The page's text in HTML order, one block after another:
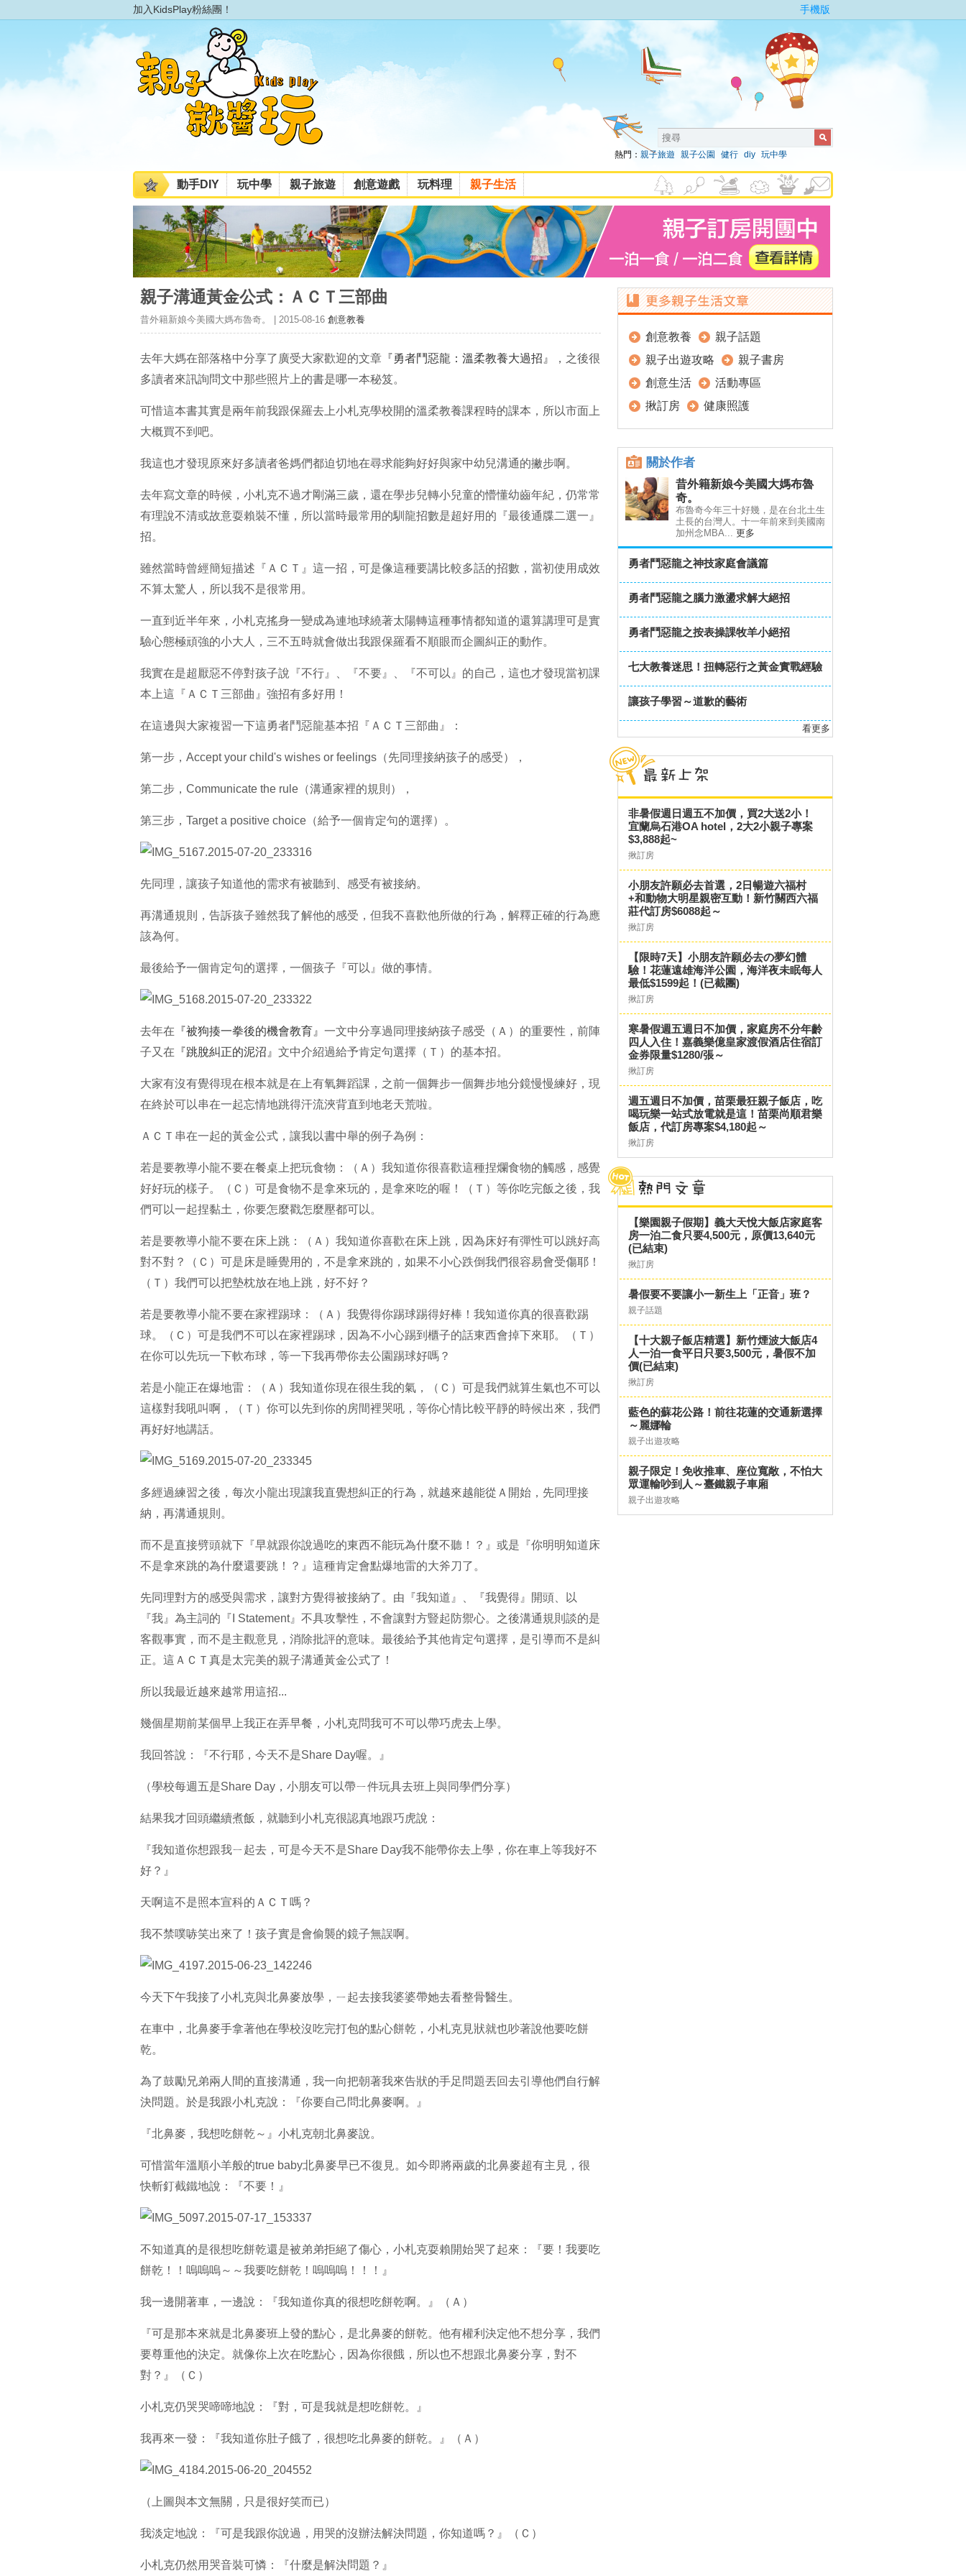
加入KidsPlay粉絲團！ 手機版
熱門： 親子旅遊 親子公園 健行 diy 玩中學
動手DIY 玩中學 親子旅遊 創意遊戲 玩料理 親子生活
親子溝通黃金公式：ＡＣＴ三部曲
昔外籍新娘今美國大媽布魯奇。 | 2015-08-16 創意教養
去年大媽在部落格中分享了廣受大家歡迎的文章 『勇者鬥惡龍：溫柔教養大過招』
，之後很
多讀者來訊詢問文中那些照片上的書是哪一本秘笈。
可惜這本書其實是兩年前我跟保羅去上小札克學校開的溫柔教養課程時的課本，所以市面上
大概買不到吧。
我這也才發現原來好多讀者爸媽們都迫切地在尋求能夠好好與家中幼兒溝通的撇步啊。
去年寫文章的時候，小札克不過才剛滿三歲，還在學步兒轉小兒童的懵懂幼齒年紀，仍常常
有理說不清或故意耍賴裝不懂，所以當時最常用的馴龍招數是超好用的『最後通牒二選一』
招。
雖然當時曾經簡短描述『ＡＣＴ』這一招，可是像這種要講比較多話的招數，當初使用成效
不算太驚人，所以我不是很常用。
一直到近半年來，小札克搖身一變成為連地球繞著太陽轉這種事情都知道的還算講理可是實
驗心態極頑強的小大人，三不五時就會做出我跟保羅看不順眼而企圖糾正的動作。
我實在是超厭惡不停對孩子說『不行』、『不要』、『不可以』的自己，這也才發現當初課
本上這『ＡＣＴ三部曲』強招有多好用！
在這邊與大家複習一下這勇者鬥惡龍基本招『ＡＣＴ三部曲』：
第一步， Accept your child's wishes or feelings（先同理接納孩子的感受），
第二步， Communicate the rule（溝通家裡的規則），
第三步， Target a positive choice（給予一個肯定句的選擇）。
先同理，讓孩子知道他的需求有被聽到、感受有被接納。
再溝通規則，告訴孩子雖然我了解他的感受，但我不喜歡他所做的行為，解釋正確的行為應
該為何。
最後給予一個肯定句的選擇，一個孩子『可以』做的事情。
去年在 『被狗揍一拳後的機會教育』 一文中分享過同理接納孩子感受（Ａ）的重要性，前陣
子又在 『跳脫糾正的泥沼』 文中介紹過給予肯定句選擇（Ｔ）的基本招。
大家有沒有覺得現在根本就是在上有氧舞蹈課，之前一個舞步一個舞步地分鏡慢慢練好，現
在終於可以串在一起忘情地跳得汗流浹背直到地老天荒啦。
ＡＣＴ串在一起的黃金公式，讓我以書中舉的例子為例：
若是要教導小龍不要在餐桌上把玩食物：（Ａ）我知道你很喜歡這種捏爛食物的觸感，感覺
好好玩的樣子。（Ｃ）可是食物不是拿來玩的，是拿來吃的喔！（Ｔ）等你吃完飯之後，我
們可以一起捏黏土，你要怎麼戳怎麼壓都可以。
若是要教導小龍不要在床上跳：（Ａ）我知道你喜歡在床上跳，因為床好有彈性可以跳好高
對不對？（Ｃ）可是床是睡覺用的，不是拿來跳的，如果不小心跌倒我們很容易會受傷耶！
（Ｔ）我們可以把墊枕放在地上跳，好不好？
若是要教導小龍不要在家裡踢球：（Ａ）我覺得你踢球踢得好棒！我知道你真的很喜歡踢
球。（Ｃ）可是我們不可以在家裡踢球，因為不小心踢到櫃子的話東西會掉下來耶。（Ｔ）
在你可以先玩一下軟布球，等一下我再帶你去公園踢球好嗎？
若是小龍正在爆地雷：（Ａ）我知道你現在很生我的氣，（Ｃ）可是我們就算生氣也不可以
這樣對我吼叫啊，（Ｔ）你可以先到你的房間裡哭吼，等你心情比較平靜的時候出來，我們
再好好地講話。
多經過練習之後，每次小龍出現讓我直覺想糾正的行為，就越來越能從Ａ開始， 先同理接
納，再溝通規則 。
而不是直接劈頭就下『早就跟你說過吃的東西不能玩為什麼不聽！？』或是『你明明知道床
不是拿來跳的為什麼還要跳！？』這種肯定會點爆地雷的大斧刀了。
先同理對方的感受與需求，讓對方覺得被接納了。由『我知道』、『我覺得』開頭、以
『我』為主詞的『I Statement』不具攻擊性，不會讓對方豎起防禦心。之後溝通規則談的是
客觀事實，而不是主觀意見，消除批評的意味。最後給予其他肯定句選擇，是引導而不是糾
正。這ＡＣＴ真是太完美的親子溝通黃金公式了！
所以我最近越來越常用這招...
幾個星期前某個早上我正在弄早餐，小札克問我可不可以帶巧虎去上學。
我回答說：『不行耶，今天不是Share Day喔。』
（學校每週五是Share Day，小朋友可以帶ㄧ件玩具去班上與同學們分享）
結果我才回頭繼續煮飯，就聽到小札克很認真地跟巧虎說：
『我知道你想跟我ㄧ起去，可是今天不是Share Day我不能帶你去上學，你在車上等我好不
好？』
天啊這不是照本宣科的ＡＣＴ嗎？
我不禁噗哧笑出來了！孩子實是會偷襲的鏡子無誤啊。
今天下午我接了小札克與北鼻麥放學，ㄧ起去接我婆婆帶她去看整骨醫生。
在車中，北鼻麥手拿著他在學校沒吃完打包的點心餅乾，小札克見狀就也吵著說他要吃餅
乾。
為了鼓勵兄弟兩人間的直接溝通，我一向把朝著我來告狀的手足問題丟回去引導他們自行解
決問題。於是我跟小札克說：『你要自己問北鼻麥啊。』
『北鼻麥，我想吃餅乾～』小札克朝北鼻麥說。
可惜當年溫順小羊般的true baby北鼻麥早已不復見。如今即將兩歲的北鼻麥超有主見，很
快斬釘截鐵地說：『不要！』
不知道真的是很想吃餅乾還是被弟弟拒絕了傷心，小札克耍賴開始哭了起來：『要！我要吃
餅乾！！嗚嗚嗚～～我要吃餅乾！嗚嗚嗚！！！』
我一邊開著車，一邊說：『我知道你真的很想吃餅乾啊。』（Ａ）
『可是那本來就是北鼻麥班上發的點心，是北鼻麥的餅乾。他有權利決定他不想分享，我們
要尊重他的決定。就像你上次在吃點心，因為你很餓，所以也不想跟北鼻麥分享，對不
對？』（Ｃ）
小札克仍哭哭啼啼地說：『對，可是我就是想吃餅乾。』
我再來一發：『我知道你肚子餓了，很想吃北鼻麥的餅乾。』（Ａ）
（上圖與本文無關，只是很好笑而已）
我淡定地說：『可是我跟你說過，用哭的沒辦法解決問題，你知道嗎？』（Ｃ）
小札克仍然用哭音裝可憐：『什麼是解決問題？』
創意教養
親子話題
親子出遊攻略
親子書房
創意生活
活動專區
揪訂房
健康照護
關於作者
昔外籍新娘今美國大媽布魯
奇。
布魯奇今年三十好幾，是在台北土生
土長的台灣人。十一年前來到美國南
加州念MBA... 更多
勇者鬥惡龍之神技家庭會議篇
勇者鬥惡龍之腦力激盪求解大絕招
勇者鬥惡龍之按表操課牧羊小絕招
七大教養迷思！扭轉惡行之黃金實戰經驗
讓孩子學習～道歉的藝術
看更多
非暑假週日週五不加價，買2大送2小！
宜蘭烏石港OA hotel，2大2小親子專案
$3,888起~
揪訂房
小朋友許願必去首選，2日暢遊六福村
+和動物大明星親密互動！新竹關西六福
莊代訂房$6088起～
揪訂房
【限時7天】小朋友許願必去の夢幻體
驗！花蓮遠雄海洋公園，海洋夜未眠每人
最低$1599起！(已截團)
揪訂房
寒暑假週五週日不加價，家庭房不分年齡
四人入住！嘉義樂億皇家渡假酒店住宿訂
金券限量$1280/張～
揪訂房
週五週日不加價，苗栗最狂親子飯店，吃
喝玩樂一站式放電就是這！苗栗尚順君樂
飯店，代訂房專案$4,180起～
揪訂房
【樂園親子假期】義大天悅大飯店家庭客
房一泊二食只要4,500元，原價13,640元
(已結束)
揪訂房
暑假要不要讓小一新生上「正音」班？
親子話題
【十大親子飯店精選】新竹煙波大飯店4
人一泊一食平日只要3,500元，暑假不加
價(已結束)
揪訂房
藍色的蘇花公路！前往花蓮的交通新選擇
～麗娜輪
親子出遊攻略
親子限定！免收推車、座位寬敞，不怕大
眾運輸吵到人～臺鐵親子車廂
親子出遊攻略